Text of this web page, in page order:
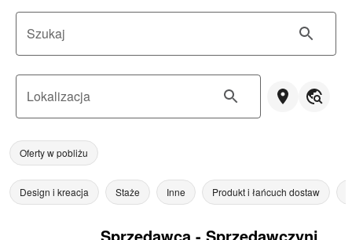
Szukaj
Lokalizacja
Oferty w pobliżu
Design i kreacja Staże Inne Produkt i łańcuch dostaw